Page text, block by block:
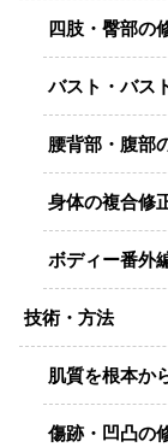
四肢・臀部の
バスト・バス
腰背部・腹部
身体の複合修
ボディー番外
技術・方法
肌質を根本か
傷跡・凹凸の